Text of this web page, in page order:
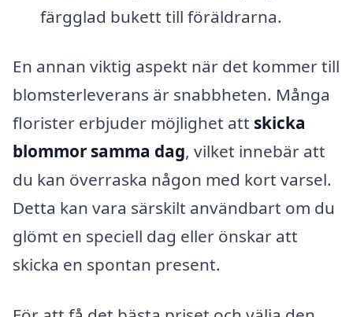
färgglad bukett till föräldrarna.
En annan viktig aspekt när det kommer till
blomsterleverans är snabbheten. Många
florister erbjuder möjlighet att skicka
blommor samma dag, vilket innebär att
du kan överraska någon med kort varsel.
Detta kan vara särskilt användbart om du
glömt en speciell dag eller önskar att
skicka en spontan present.